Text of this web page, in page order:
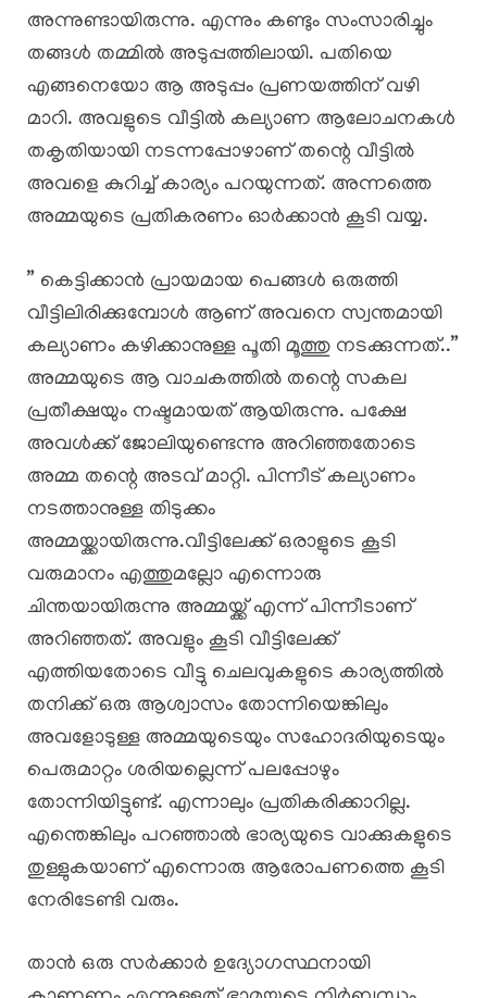
അന്നുണ്ടായിരുന്നു. എന്നും കണ്ടും സംസാരിച്ചും
തങ്ങൾ തമ്മിൽ അടുപ്പത്തിലായി. പതിയെ
എങ്ങനെയോ ആ അടുപ്പം പ്രണയത്തിന് വഴി
മാറി. അവളുടെ വീട്ടിൽ കല്യാണ ആലോചനകൾ
തകൃതിയായി നടന്നപ്പോഴാണ് തന്റെ വീട്ടിൽ
അവളെ കുറിച്ച് കാര്യം പറയുന്നത്. അന്നത്തെ
അമ്മയുടെ പ്രതികരണം ഓർക്കാൻ കൂടി വയ്യ.
” കെട്ടിക്കാൻ പ്രായമായ പെങ്ങൾ ഒരുത്തി
വീട്ടിലിരിക്കുമ്പോൾ ആണ് അവനെ സ്വന്തമായി
കല്യാണം കഴിക്കാനുള്ള പൂതി മൂത്തു നടക്കുന്നത്..”
അമ്മയുടെ ആ വാചകത്തിൽ തന്റെ സകല
പ്രതീക്ഷയും നഷ്ടമായത് ആയിരുന്നു. പക്ഷേ
അവൾക്ക് ജോലിയുണ്ടെന്നു അറിഞ്ഞതോടെ
അമ്മ തന്റെ അടവ് മാറ്റി. പിന്നീട് കല്യാണം
നടത്താനുള്ള തിടുക്കം
അമ്മയ്ക്കായിരുന്നു.വീട്ടിലേക്ക് ഒരാളുടെ കൂടി
വരുമാനം എത്തുമല്ലോ എന്നൊരു
ചിന്തയായിരുന്നു അമ്മയ്ക്ക് എന്ന് പിന്നീടാണ്
അറിഞ്ഞത്. അവളും കൂടി വീട്ടിലേക്ക്
എത്തിയതോടെ വീട്ടു ചെലവുകളുടെ കാര്യത്തിൽ
തനിക്ക് ഒരു ആശ്വാസം തോന്നിയെങ്കിലും
അവളോടുള്ള അമ്മയുടെയും സഹോദരിയുടെയും
പെരുമാറ്റം ശരിയല്ലെന്ന് പലപ്പോഴും
തോന്നിയിട്ടുണ്ട്. എന്നാലും പ്രതികരിക്കാറില്ല.
എന്തെങ്കിലും പറഞ്ഞാൽ ഭാര്യയുടെ വാക്കുകളുടെ
തുള്ളുകയാണ് എന്നൊരു ആരോപണത്തെ കൂടി
നേരിടേണ്ടി വരും.
താൻ ഒരു സർക്കാർ ഉദ്യോഗസ്ഥനായി